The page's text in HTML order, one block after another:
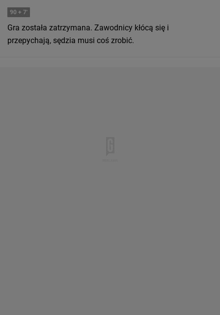
90 + 7'
Gra została zatrzymana. Zawodnicy kłócą się i
przepychają, sędzia musi coś zrobić.